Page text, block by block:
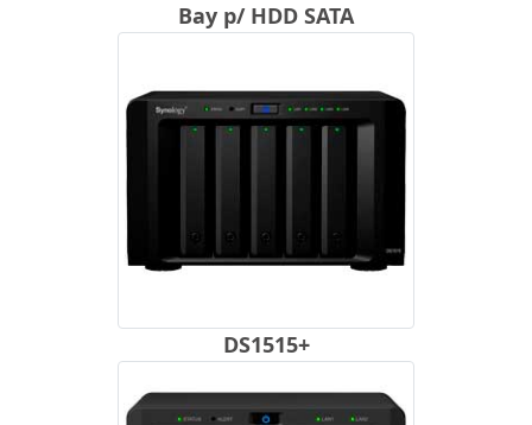
Bay p/ HDD SATA
DS1515+